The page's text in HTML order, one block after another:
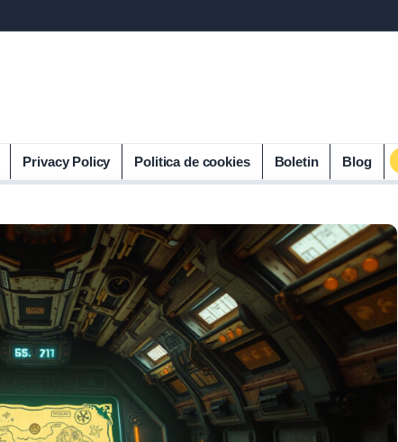
Privacy Policy Politica de cookies Boletin Blog